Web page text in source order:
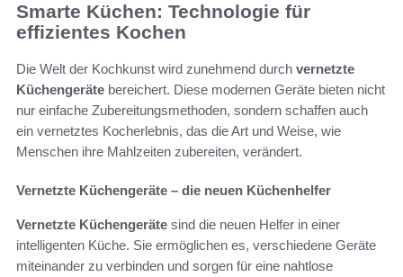
Smarte Küchen: Technologie für
effizientes Kochen
Die Welt der Kochkunst wird zunehmend durch vernetzte
Küchengeräte bereichert. Diese modernen Geräte bieten nicht
nur einfache Zubereitungsmethoden, sondern schaffen auch
ein vernetztes Kocherlebnis, das die Art und Weise, wie
Menschen ihre Mahlzeiten zubereiten, verändert.
Vernetzte Küchengeräte – die neuen Küchenhelfer
Vernetzte Küchengeräte sind die neuen Helfer in einer
intelligenten Küche. Sie ermöglichen es, verschiedene Geräte
miteinander zu verbinden und sorgen für eine nahtlose